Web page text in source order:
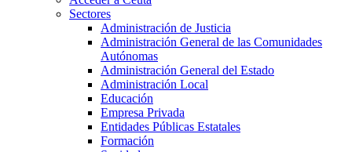
Sectores
Administración de Justicia
Administración General de las Comunidades
Autónomas
Administración General del Estado
Administración Local
Educación
Empresa Privada
Entidades Públicas Estatales
Formación